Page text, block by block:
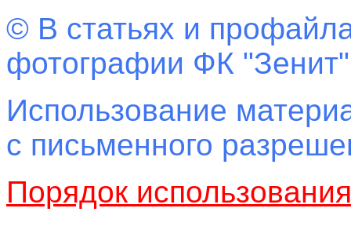
© В статьях и
фотографии ФК
Использование
с письменного
Порядок